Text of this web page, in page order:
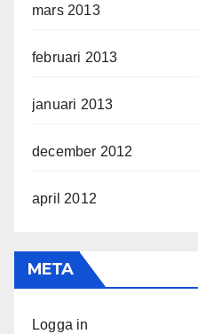
mars 2013
februari 2013
januari 2013
december 2012
april 2012
META
Logga in